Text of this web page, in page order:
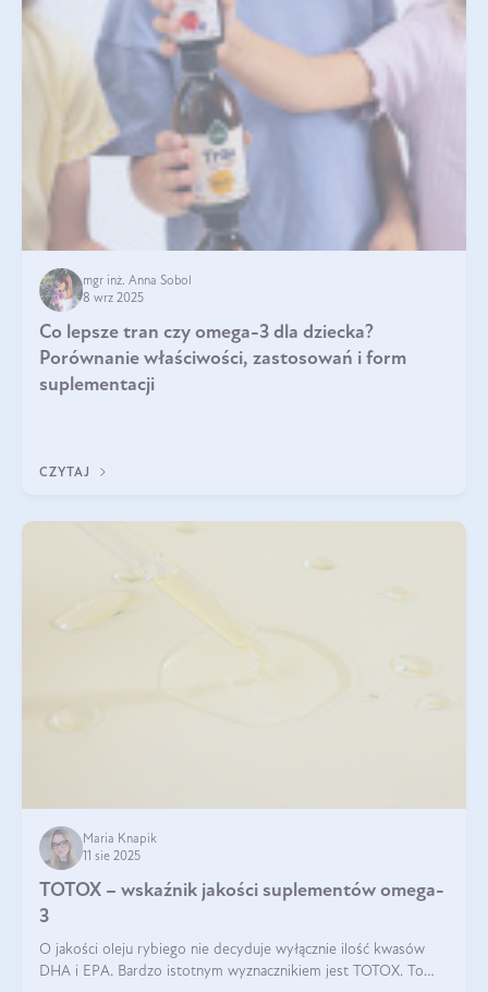
mgr inż. Anna Sobol
8 wrz 2025
Co lepsze tran czy omega-3 dla dziecka?
Porównanie właściwości, zastosowań i form
suplementacji
CZYTAJ
Maria Knapik
11 sie 2025
TOTOX – wskaźnik jakości suplementów omega-
3
O jakości oleju rybiego nie decyduje wyłącznie ilość kwasów
DHA i EPA. Bardzo istotnym wyznacznikiem jest TOTOX. To